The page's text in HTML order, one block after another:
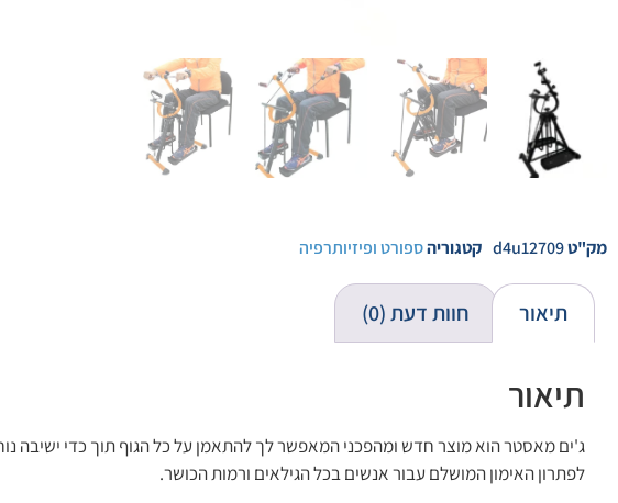
מק"טd4u12709 קטגוריהספורט ופיזיותרפיה
תיאור חוות דעת (0)
תיאור
ג'ים מאסטר הוא מוצר חדש ומהפכני המאפשר לך להתאמן על כל הגוף תוך כדי ישיבה
לפתרון האימון המושלם עבור אנשים בכל הגילאים ורמות הכושר.